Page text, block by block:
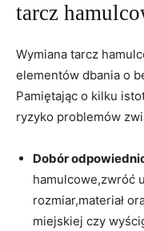
tarcz
Wymiana tarcz
elementów ⁣dbania o
Pamiętając o kilku
ryzyko problemów
Dobór
hamulcowe,zwróć
rozmiar,materiał
miejskiej ‌czy